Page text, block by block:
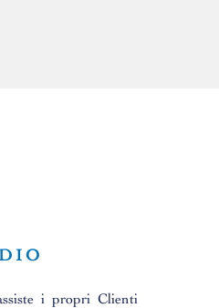
i propri Clienti